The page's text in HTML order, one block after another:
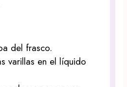
del frasco.
varillas en el líquido